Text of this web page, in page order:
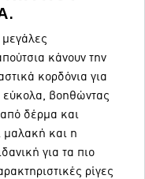
κάνουν την
κορδόνια για
εύκολα, βοηθώντας
δέρμα και
μαλακή και η
για τα πιο
ρίγες